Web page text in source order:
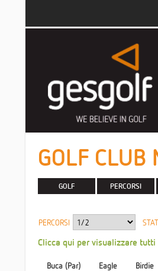
GOLF CLUB
GOLF PERCORSI
PERCORSI
Clicca qui per visualizzare
Buca (Par) Eagle Birdie